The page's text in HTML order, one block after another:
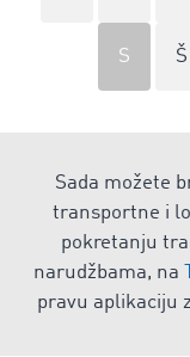
S Š
Sada možete
transportne i
pokretanju
narudžbama, na
pravu aplikaciju